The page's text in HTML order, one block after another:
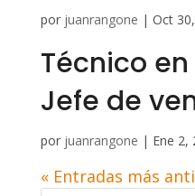
por juanrangone | Oct
Técnico
Jefe de
por juanrangone | Ene 2,
« Entradas más